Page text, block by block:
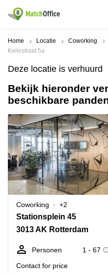
Huren / Verhuren
Productpagina's
Kantoorruimten
Business
Flexplekken
Coworking
Spaces
Vergaderruimten
Virtueel
Kantoor
Bedrijfsruimte
Populaire
Steden
Alkmaar
Oost
Amsterdam
Westpoort
Bergen
op
Zoom
Amersfoort
Breda
Hengelo
Hilversum
Hoofddorp
Populaire
zoekopdrachten
Kantoorruimte
in Breda
Kantoor
huren
Bergen
op
Zoom
Kantoor
huren
Tiel
Kantoor
huren
Reeuwijk
Business
Arnhem
Help
Over ons
Voeg je kantoorruimte toe
Huurprijs
Log in
Home Locatie Coworking
Keilestraat 5a
Deze locatie is verhuurd
Bekijk hieronder
beschikbare
Coworking +2
Stationsplein 45
3013 AK Rotterdam
Personen
1 - 67
Contact for price